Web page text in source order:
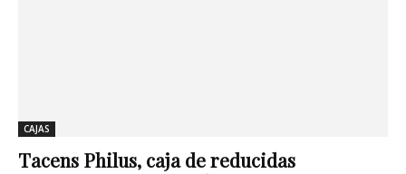
CAJAS
Tacens Philus, caja de reducidas